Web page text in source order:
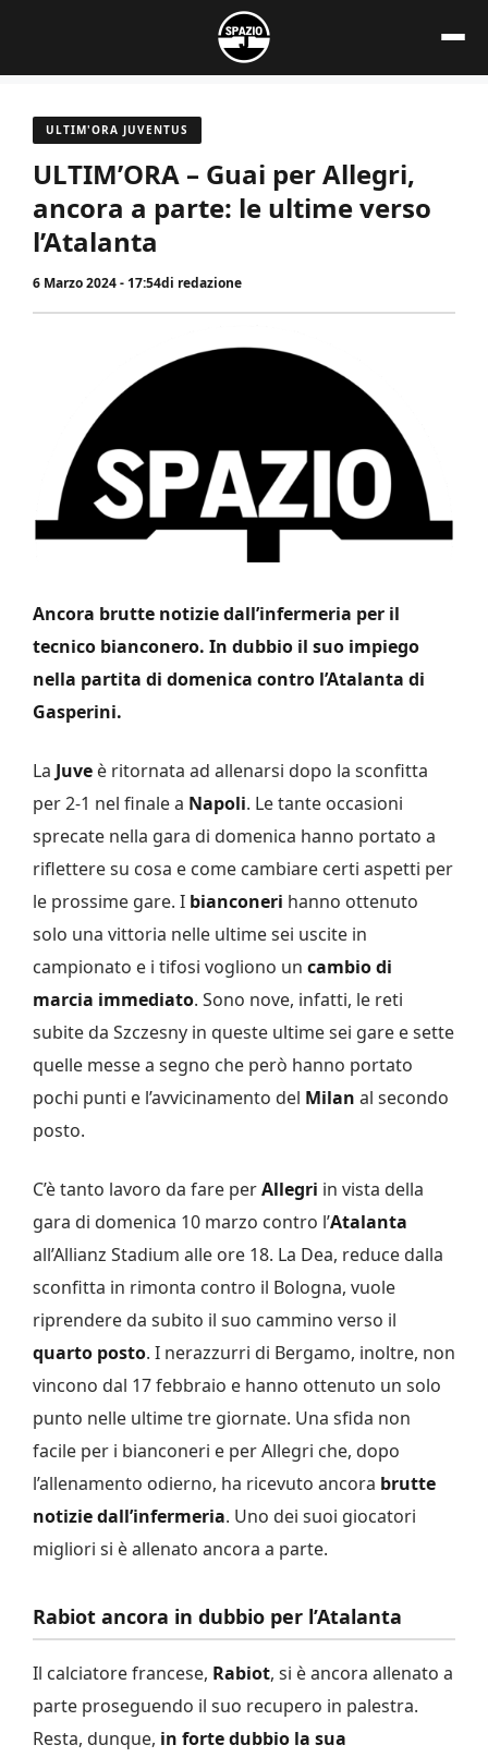
contenuto
ULTIM'ORA JUVENTUS
ULTIM’ORA – Guai per Allegri,
ancora a parte: le ultime verso
l’Atalanta
6 Marzo 2024 - 17:54di redazione
Ancora brutte notizie dall’infermeria per il
tecnico bianconero. In dubbio il suo impiego
nella partita di domenica contro l’Atalanta di
Gasperini.
La Juve è ritornata ad allenarsi dopo la sconfitta
per 2-1 nel finale a Napoli. Le tante occasioni
sprecate nella gara di domenica hanno portato a
riflettere su cosa e come cambiare certi aspetti per
le prossime gare. I bianconeri hanno ottenuto
solo una vittoria nelle ultime sei uscite in
campionato e i tifosi vogliono un cambio di
marcia immediato. Sono nove, infatti, le reti
subite da Szczesny in queste ultime sei gare e sette
quelle messe a segno che però hanno portato
pochi punti e l’avvicinamento del Milan al secondo
posto.
C’è tanto lavoro da fare perAllegri in vista della
gara di domenica 10 marzo contro l’Atalanta
all’Allianz Stadium alle ore 18. La Dea, reduce dalla
sconfitta in rimonta contro il Bologna, vuole
riprendere da subito il suo cammino verso il
quarto posto. I nerazzurri di Bergamo, inoltre, non
vincono dal 17 febbraio e hanno ottenuto un solo
punto nelle ultime tre giornate. Una sfida non
facile per i bianconeri e per Allegri che, dopo
l’allenamento odierno, ha ricevuto ancora brutte
notizie dall’infermeria. Uno dei suoi giocatori
migliori si è allenato ancora a parte.
Rabiot ancora in dubbio per l’Atalanta
Il calciatore francese, Rabiot, si è ancora allenato a
parte proseguendo il suo recupero in palestra.
Resta, dunque, in forte dubbio la sua